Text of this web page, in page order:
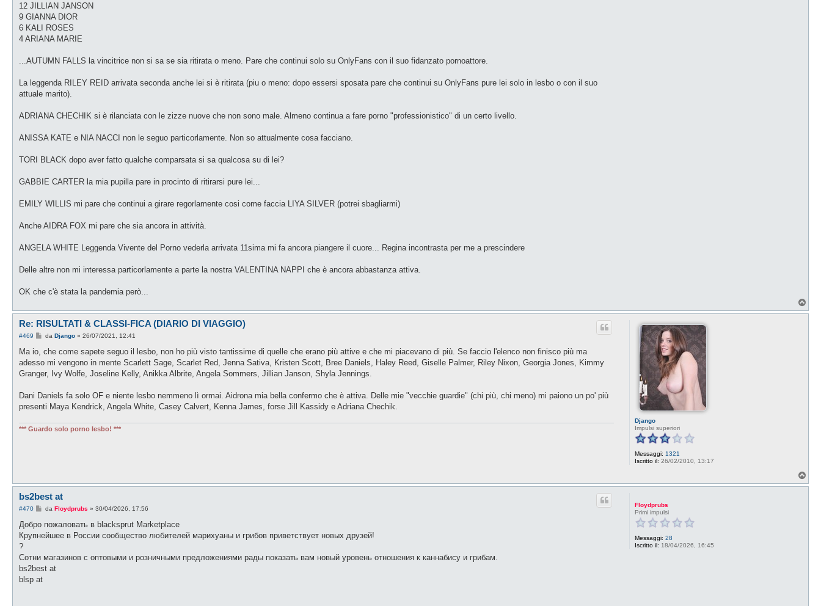
12 JILLIAN JANSON
9 GIANNA DIOR
6 KALI ROSES
4 ARIANA MARIE
...AUTUMN FALLS la vincitrice non si sa se sia ritirata o meno. Pare che continui solo su OnlyFans con il suo fidanzato pornoattore.
La leggenda RILEY REID arrivata seconda anche lei si è ritirata (piu o meno: dopo essersi sposata pare che continui su OnlyFans pure lei solo in lesbo o con il suo
attuale marito).
ADRIANA CHECHIK si è rilanciata con le zizze nuove che non sono male. Almeno continua a fare porno "professionistico" di un certo livello.
ANISSA KATE e NIA NACCI non le seguo particorlamente. Non so attualmente cosa facciano.
TORI BLACK dopo aver fatto qualche comparsata si sa qualcosa su di lei?
GABBIE CARTER la mia pupilla pare in procinto di ritirarsi pure lei...
EMILY WILLIS mi pare che continui a girare regorlamente cosi come faccia LIYA SILVER (potrei sbagliarmi)
Anche AIDRA FOX mi pare che sia ancora in attività.
ANGELA WHITE Leggenda Vivente del Porno vederla arrivata 11sima mi fa ancora piangere il cuore... Regina incontrasta per me a prescindere
Delle altre non mi interessa particorlamente a parte la nostra VALENTINA NAPPI che è ancora abbastanza attiva.
OK che c'è stata la pandemia però...
o
Django
Impulsi superiori
Messaggi: 1321
Iscritto il: 26/02/2010, 13:17
Re: RISULTATI & CLASSI-FICA (DIARIO DI VIAGGIO)
#469
M
s
a
g
o
da Django» 26/07/2021, 12:41
Ma io, che come sapete seguo il lesbo, non ho più visto tantissime di quelle che erano più attive e che mi piacevano di più. Se faccio l'elenco non finisco più ma
adesso mi vengono in mente Scarlett Sage, Scarlet Red, Jenna Sativa, Kristen Scott, Bree Daniels, Haley Reed, Giselle Palmer, Riley Nixon, Georgia Jones, Kimmy
Granger, Ivy Wolfe, Joseline Kelly, Anikka Albrite, Angela Sommers, Jillian Janson, Shyla Jennings.
Dani Daniels fa solo OF e niente lesbo nemmeno lì ormai. Aidrona mia bella confermo che è attiva. Delle mie "vecchie guardie" (chi più, chi meno) mi paiono un po' più
presenti Maya Kendrick, Angela White, Casey Calvert, Kenna James, forse Jill Kassidy e Adriana Chechik.
*** Guardo solo porno lesbo! ***
o
Floydprubs
Primi impulsi
Messaggi: 28
Iscritto il: 18/04/2026, 16:45
bs2best at
#470
M
s
a
o
da Floydprubs » 30/04/2026, 17:56
Добро пожаловать в blacksprut Marketplace
Крупнейшее в России сообщество любителей марихуаны и грибов приветствует новых друзей!
?
Сотни магазинов с оптовыми и розничными предложениями рады показать вам новый уровень отношения к каннабису и грибам.
bs2best at
blsp at